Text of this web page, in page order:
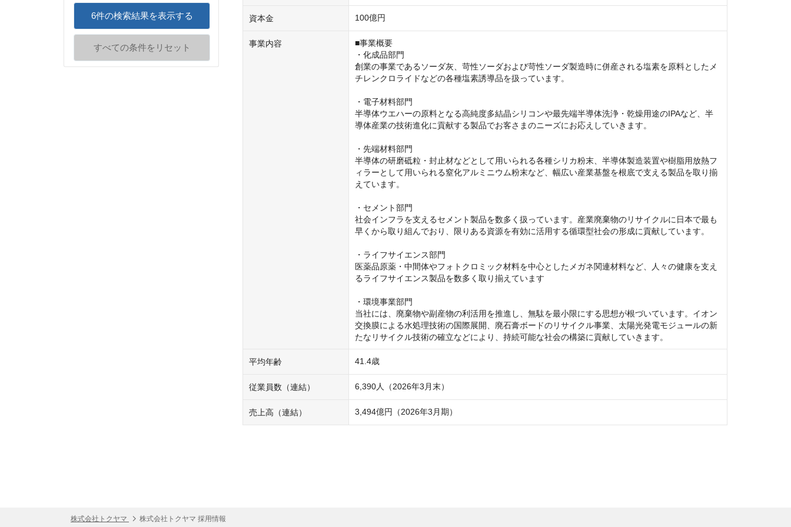
6件の検索結果を表示する
すべての条件をリセット
資本金 100億円
事業内容
■事業概要
・化成品部門
創業の事業であるソーダ灰、苛性ソーダおよび苛性ソーダ製造時に併産される塩素を原料としたメ
チレンクロライドなどの各種塩素誘導品を扱っています。
・電子材料部門
半導体ウエハーの原料となる高純度多結晶シリコンや最先端半導体洗浄・乾燥用途のIPAなど、半
導体産業の技術進化に貢献する製品でお客さまのニーズにお応えしていきます。
・先端材料部門
半導体の研磨砥粒・封止材などとして用いられる各種シリカ粉末、半導体製造装置や樹脂用放熱フ
ィラーとして用いられる窒化アルミニウム粉末など、幅広い産業基盤を根底で支える製品を取り揃
えています。
・セメント部門
社会インフラを支えるセメント製品を数多く扱っています。産業廃棄物のリサイクルに日本で最も
早くから取り組んでおり、限りある資源を有効に活用する循環型社会の形成に貢献しています。
・ライフサイエンス部門
医薬品原薬・中間体やフォトクロミック材料を中心としたメガネ関連材料など、人々の健康を支え
るライフサイエンス製品を数多く取り揃えています
・環境事業部門
当社には、廃棄物や副産物の利活用を推進し、無駄を最小限にする思想が根づいています。イオン
交換膜による水処理技術の国際展開、廃石膏ボードのリサイクル事業、太陽光発電モジュールの新
たなリサイクル技術の確立などにより、持続可能な社会の構築に貢献していきます。
平均年齢 41.4歳
従業員数（連結） 6,390人（2026年3月末）
売上高（連結） 3,494億円（2026年3月期）
株式会社トクヤマ 株式会社トクヤマ 採用情報